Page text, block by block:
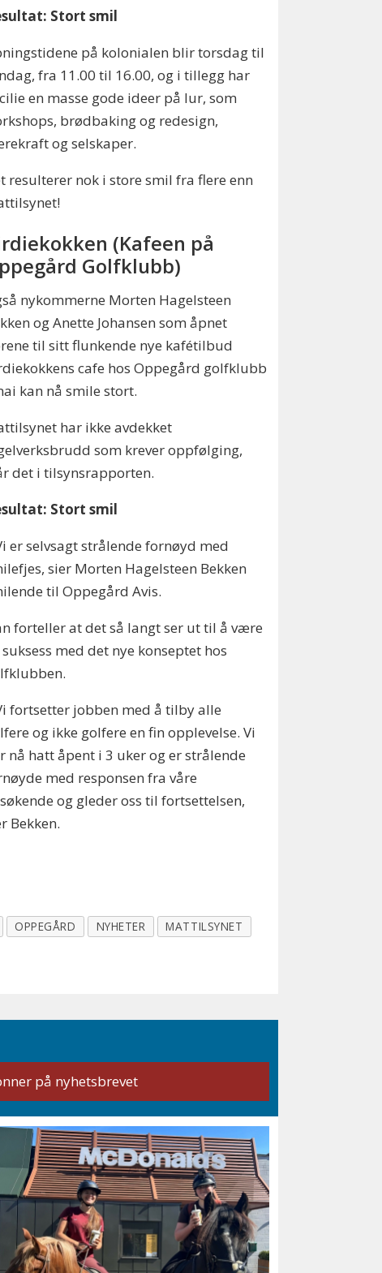
Stort smil
på kolonialen blir torsdag til
fra 11.00 til 16.00, og i tillegg har
en masse gode ideer på lur, som
brødbaking og redesign,
og selskaper.
resulterer nok i store smil fra flere enn
(Kafeen på
Golfklubb)
nykommerne Morten Hagelsteen
og Anette Johansen som åpnet
til sitt flunkende nye kafétilbud
cafe hos Oppegård golfklubb
kan nå smile stort.
har ikke avdekket
som krever oppfølging,
det i tilsynsrapporten.
Stort smil
er selvsagt strålende fornøyd med
sier Morten Hagelsteen Bekken
til Oppegård Avis.
forteller at det så langt ser ut til å være
suksess med det nye konseptet hos
fortsetter jobben med å tilby alle
og ikke golfere en fin opplevelse. Vi
nå hatt åpent i 3 uker og er strålende
med responsen fra våre
og gleder oss til fortsettelsen,
Bekken.
OPPEGÅRD NYHETER MATTILSYNET